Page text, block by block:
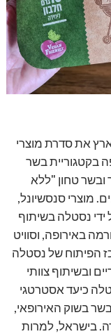
את סדרת מוצרי
בקטגוריית בשר
טחון "ללא
מוצרי סנסשיונל,
ידי נסטלה בשיתוף
באירופה, וסוויט
הפיתוח של נסטלה
ובשיתוף צוותי
כיעד אסטרטגי
בשוק האירופאי,
נקודות מכירה. בישראל, למרות